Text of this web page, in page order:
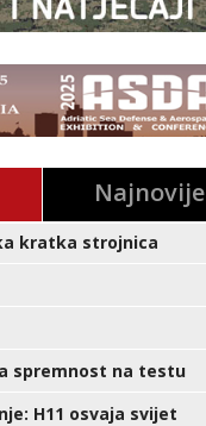
Najnovije
kratka strojnica
spremnost na testu
H11 osvaja svijet